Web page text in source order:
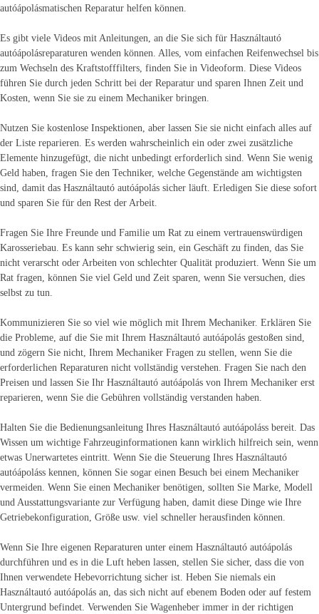
autóápolásmatischen Reparatur helfen können.
Es gibt viele Videos mit Anleitungen, an die Sie sich für Használtautó
autóápolásreparaturen wenden können. Alles, vom einfachen Reifenwechsel bis
zum Wechseln des Kraftstofffilters, finden Sie in Videoform. Diese Videos
führen Sie durch jeden Schritt bei der Reparatur und sparen Ihnen Zeit und
Kosten, wenn Sie sie zu einem Mechaniker bringen.
Nutzen Sie kostenlose Inspektionen, aber lassen Sie sie nicht einfach alles auf
der Liste reparieren. Es werden wahrscheinlich ein oder zwei zusätzliche
Elemente hinzugefügt, die nicht unbedingt erforderlich sind. Wenn Sie wenig
Geld haben, fragen Sie den Techniker, welche Gegenstände am wichtigsten
sind, damit das Használtautó autóápolás sicher läuft. Erledigen Sie diese sofort
und sparen Sie für den Rest der Arbeit.
Fragen Sie Ihre Freunde und Familie um Rat zu einem vertrauenswürdigen
Karosseriebau. Es kann sehr schwierig sein, ein Geschäft zu finden, das Sie
nicht verarscht oder Arbeiten von schlechter Qualität produziert. Wenn Sie um
Rat fragen, können Sie viel Geld und Zeit sparen, wenn Sie versuchen, dies
selbst zu tun.
Kommunizieren Sie so viel wie möglich mit Ihrem Mechaniker. Erklären Sie
die Probleme, auf die Sie mit Ihrem Használtautó autóápolás gestoßen sind,
und zögern Sie nicht, Ihrem Mechaniker Fragen zu stellen, wenn Sie die
erforderlichen Reparaturen nicht vollständig verstehen. Fragen Sie nach den
Preisen und lassen Sie Ihr Használtautó autóápolás von Ihrem Mechaniker erst
reparieren, wenn Sie die Gebühren vollständig verstanden haben.
Halten Sie die Bedienungsanleitung Ihres Használtautó autóápoláss bereit. Das
Wissen um wichtige Fahrzeuginformationen kann wirklich hilfreich sein, wenn
etwas Unerwartetes eintritt. Wenn Sie die Steuerung Ihres Használtautó
autóápoláss kennen, können Sie sogar einen Besuch bei einem Mechaniker
vermeiden. Wenn Sie einen Mechaniker benötigen, sollten Sie Marke, Modell
und Ausstattungsvariante zur Verfügung haben, damit diese Dinge wie Ihre
Getriebekonfiguration, Größe usw. viel schneller herausfinden können.
Wenn Sie Ihre eigenen Reparaturen unter einem Használtautó autóápolás
durchführen und es in die Luft heben lassen, stellen Sie sicher, dass die von
Ihnen verwendete Hebevorrichtung sicher ist. Heben Sie niemals ein
Használtautó autóápolás an, das sich nicht auf ebenem Boden oder auf festem
Untergrund befindet. Verwenden Sie Wagenheber immer in der richtigen